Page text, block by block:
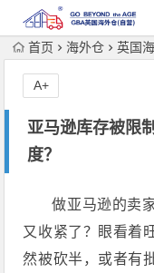
首页 海外仓 英国
亚马逊库存被限
度？
A+
做亚马逊的卖
又收紧了？眼看着
然被砍半，或者有